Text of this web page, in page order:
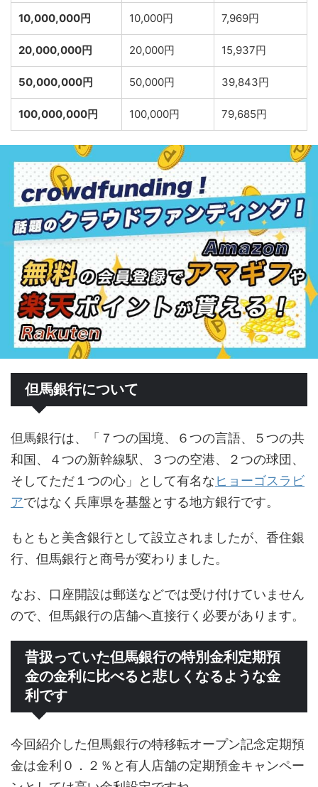
10,000,000円 10,000円 7,969円
20,000,000円 20,000円 15,937円
50,000,000円 50,000円 39,843円
100,000,000円 100,000円 79,685円
但馬銀行について
但馬銀行は、「７つの国境、６つの言語、５つの共
和国、４つの新幹線駅、３つの空港、２つの球団、
そしてただ１つの心」として有名なヒョーゴスラビ
アではなく兵庫県を基盤とする地方銀行です。
もともと美含銀行として設立されましたが、香住銀
行、但馬銀行と商号が変わりました。
なお、口座開設は郵送などでは受け付けていません
ので、但馬銀行の店舗へ直接行く必要があります。
昔扱っていた但馬銀行の特別金利定期預
金の金利に比べると悲しくなるような金
利です
今回紹介した但馬銀行の特移転オープン記念定期預
金は金利０．２％と有人店舗の定期預金キャンペー